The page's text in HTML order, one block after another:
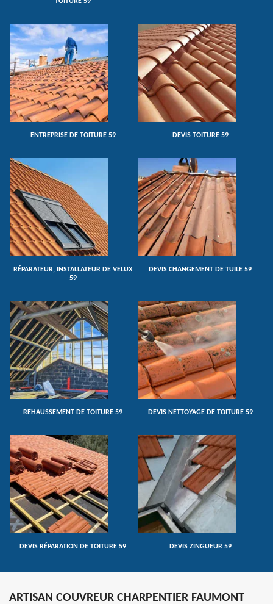
ENTREPRISE DE TOITURE 59 DEVIS TOITURE 59
RÉPARATEUR, INSTALLATEUR DE VELUX
59
DEVIS CHANGEMENT DE TUILE 59
REHAUSSEMENT DE TOITURE 59 DEVIS NETTOYAGE DE TOITURE 59
DEVIS RÉPARATION DE TOITURE 59 DEVIS ZINGUEUR 59
ARTISAN COUVREUR CHARPENTIER FAUMONT